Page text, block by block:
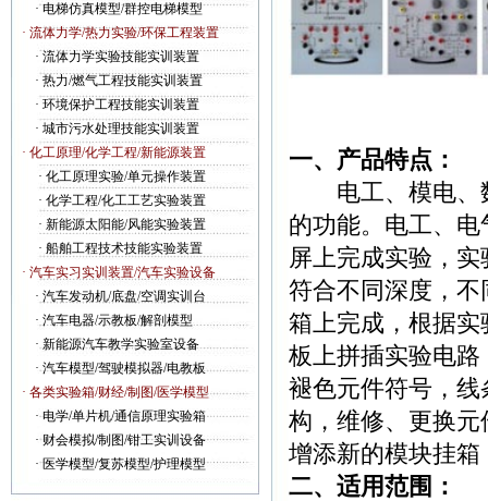
·电梯仿真模型/群控电梯模型
· 流体力学/热力实验/环保工程装置
· 流体力学实验技能实训装置
· 热力/燃气工程技能实训装置
· 环境保护工程技能实训装置
· 城市污水处理技能实训装置
· 化工原理/化学工程/新能源装置
· 化工原理实验/单元操作装置
· 化学工程/化工工艺实验装置
· 新能源太阳能/风能实验装置
· 船舶工程技术技能实验装置
· 汽车实习实训装置/汽车实验设备
· 汽车发动机/底盘/空调实训台
· 汽车电器/示教板/解剖模型
·新能源汽车教学实验室设备
·汽车模型/驾驶模拟器/电教板
· 各类实验箱/财经/制图/医学模型
·电学/单片机/通信原理实验箱
·财会模拟/制图/钳工实训设备
·医学模型/复苏模型/护理模型
一、产品特点：
电工、模电、数
的功能。电工、
屏上完成实验，
符合不同深度，
箱上完成，根据
板上拼插实验电
褪色元件符号，
构，维修、更换
增添新的模块挂
二、适用范围：